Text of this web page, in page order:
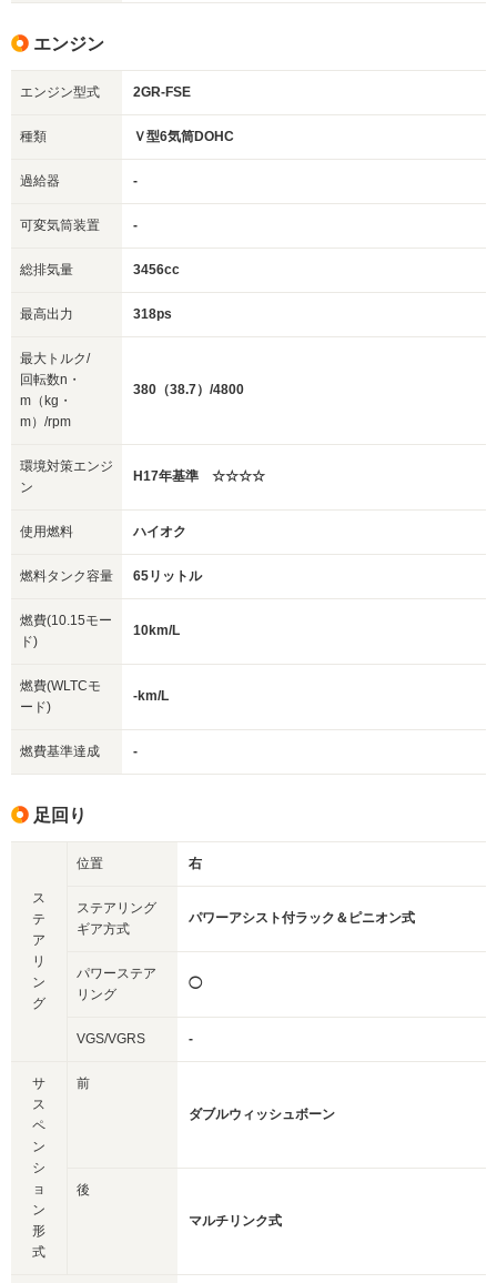
エンジン
エンジン型式 2GR-FSE
種類 Ｖ型6気筒DOHC
過給器 -
可変気筒装置 -
総排気量 3456cc
最高出力 318ps
最大トルク/
回転数n・
m（kg・
m）/rpm
380（38.7）/4800
環境対策エンジ
ン
H17年基準 ☆☆☆☆
使用燃料 ハイオク
燃料タンク容量 65リットル
燃費(10.15モー
ド)
10km/L
燃費(WLTCモ
ード)
-km/L
燃費基準達成 -
足回り
ス
テ
ア
リ
ン
グ
位置 右
ステアリング
ギア方式
パワーアシスト付ラック＆ピニオン式
パワーステア
リング
◯
VGS/VGRS -
サ
ス
ペ
ン
シ
ョ
ン
形
式
前
ダブルウィッシュボーン
後
マルチリンク式